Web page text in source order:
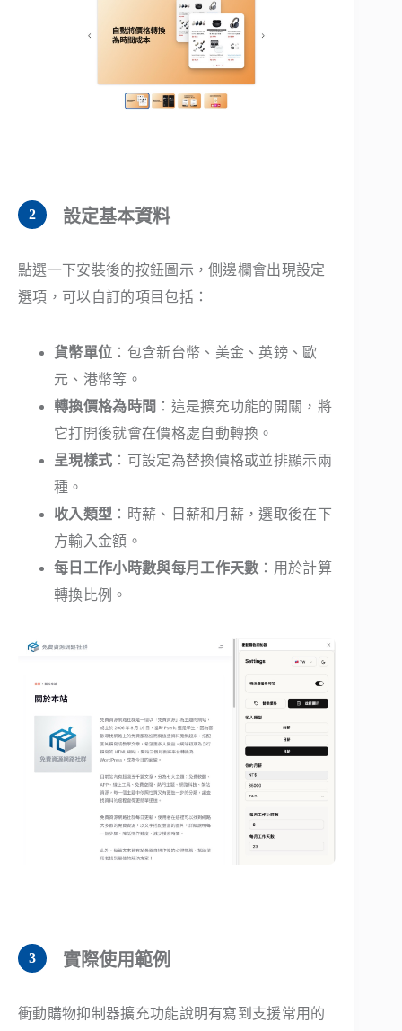
設定基本資料
點選一下安裝後的按鈕圖示，側邊欄會出現設定
選項，可以自訂的項目包括：
貨幣單位 ：包含新台幣、美金、英鎊、歐
元、港幣等。
轉換價格為時間 ：這是擴充功能的開關，將
它打開後就會在價格處自動轉換。
呈現樣式 ：可設定為替換價格或並排顯示兩
種。
收入類型 ：時薪、日薪和月薪，選取後在下
方輸入金額。
每日工作小時數與每月工作天數 ：用於計算
轉換比例。
實際使用範例
衝動購物抑制器擴充功能說明有寫到支援常用的